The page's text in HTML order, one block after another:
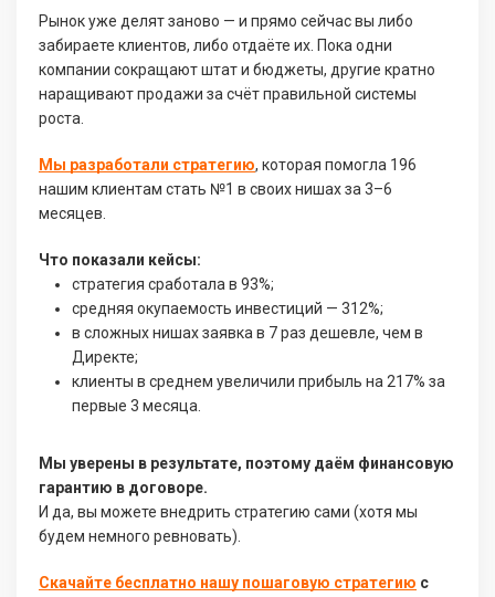
Рынок уже делят заново — и прямо сейчас вы либо
забираете клиентов, либо отдаёте их. Пока одни
компании сокращают штат и бюджеты, другие кратно
наращивают продажи за счёт правильной системы
роста.
Мы разработали стратегию, которая помогла 196
нашим клиентам стать №1 в своих нишах за 3–6
месяцев.
Что показали кейсы:
стратегия сработала в 93%;
средняя окупаемость инвестиций — 312%;
в сложных нишах заявка в 7 раз дешевле, чем в
Директе;
клиенты в среднем увеличили прибыль на 217% за
первые 3 месяца.
Мы уверены в результате, поэтому даём финансовую
гарантию в договоре.
И да, вы можете внедрить стратегию сами (хотя мы
будем немного ревновать).
Скачайте бесплатно нашу пошаговую стратегию с